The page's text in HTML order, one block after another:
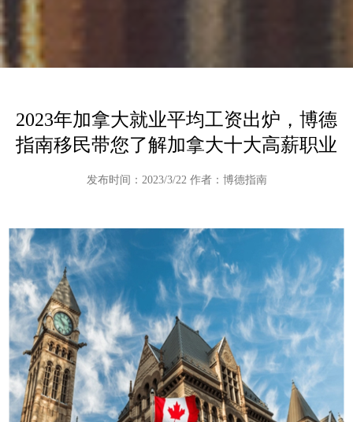
2023年加拿大就业平均工资出炉，博德
指南移民带您了解加拿大十大高薪职业
发布时间：2023/3/22 作者：博德指南